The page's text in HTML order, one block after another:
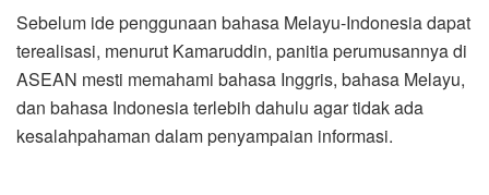
Sebelum ide penggunaan bahasa Melayu-Indonesia dapat
terealisasi, menurut Kamaruddin, panitia perumusannya di
ASEAN mesti memahami bahasa Inggris, bahasa Melayu,
dan bahasa Indonesia terlebih dahulu agar tidak ada
kesalahpahaman dalam penyampaian informasi.